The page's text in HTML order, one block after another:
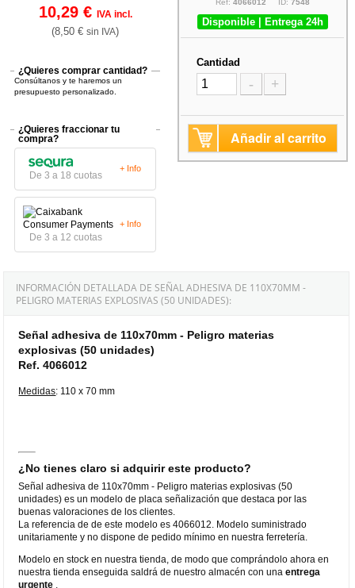
10,29 € IVA incl.
(8,50 €sin IVA)
¿Quieres comprar cantidad?
Consúltanos y te haremos un
presupuesto personalizado.
¿Quieres fraccionar tu
compra?
De 3 a 18 cuotas
+ Info
De 3 a 12 cuotas
+ Info
Disponible | Entrega 24h
Cantidad
- +
Añadir al carrito
INFORMACIÓN DETALLADA DE SEÑAL ADHESIVA DE 110X70MM -
PELIGRO MATERIAS EXPLOSIVAS (50 UNIDADES):
Señal adhesiva de 110x70mm - Peligro materias
explosivas (50 unidades)
Ref. 4066012
Medidas: 110 x 70 mm
¿No tienes claro si adquirir este producto?
Señal adhesiva de 110x70mm - Peligro materias explosivas (50
unidades) es un modelo de placa señalización que destaca por las
buenas valoraciones de los clientes.
La referencia de de este modelo es 4066012. Modelo suministrado
unitariamente y no dispone de pedido mínimo en nuestra ferretería.
Modelo en stock en nuestra tienda, de modo que comprándolo ahora en
nuestra tienda enseguida saldrá de nuestro almacén con unaentrega
urgente